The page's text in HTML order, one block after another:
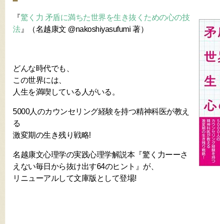
『驚く力 矛盾に満ちた世界を生き抜くための心の技
法』（名越康文 @nakoshiyasufumi 著）
どんな時代でも、
この世界には、
人生を満喫している人がいる。
5000人のカウンセリング経験を持つ精神科医が教え
る
激変期の生き残り戦略!
名越康文心理学の実践心理学解説本『驚く力ーーさ
えない毎日から抜け出す64のヒント』が、
リニューアルして文庫版として登場!